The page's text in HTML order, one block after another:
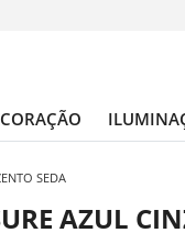
SEDA
AZUL